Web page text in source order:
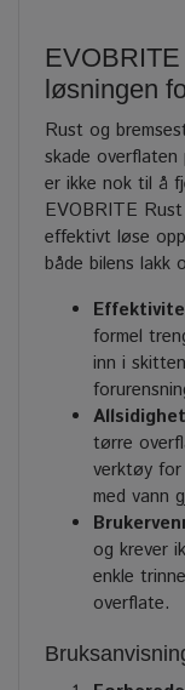
løsningen
Rust og
skade overflaten
er ikke nok til å
EVOBRITE
effektivt løse
både bilens lakk
formel
inn i
tørre
verktøy
med vann
og krever
enkle
overflate.